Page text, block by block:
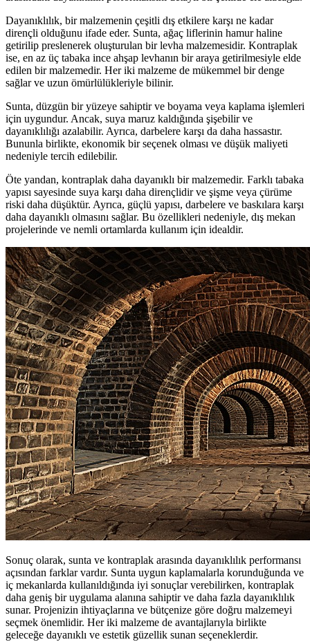
Dayanıklılık, bir malzemenin çeşitli dış etkilere karşı ne kadar
dirençli olduğunu ifade eder. Sunta, ağaç liflerinin hamur haline
getirilip preslenerek oluşturulan bir levha malzemesidir. Kontraplak
ise, en az üç tabaka ince ahşap levhanın bir araya getirilmesiyle elde
edilen bir malzemedir. Her iki malzeme de mükemmel bir denge
sağlar ve uzun ömürlülükleriyle bilinir.
Sunta, düzgün bir yüzeye sahiptir ve boyama veya kaplama işlemleri
için uygundur. Ancak, suya maruz kaldığında şişebilir ve
dayanıklılığı azalabilir. Ayrıca, darbelere karşı da daha hassastır.
Bununla birlikte, ekonomik bir seçenek olması ve düşük maliyeti
nedeniyle tercih edilebilir.
Öte yandan, kontraplak daha dayanıklı bir malzemedir. Farklı tabaka
yapısı sayesinde suya karşı daha dirençlidir ve şişme veya çürüme
riski daha düşüktür. Ayrıca, güçlü yapısı, darbelere ve baskılara karşı
daha dayanıklı olmasını sağlar. Bu özellikleri nedeniyle, dış mekan
projelerinde ve nemli ortamlarda kullanım için idealdir.
Sonuç olarak, sunta ve kontraplak arasında dayanıklılık performansı
açısından farklar vardır. Sunta uygun kaplamalarla korunduğunda ve
iç mekanlarda kullanıldığında iyi sonuçlar verebilirken, kontraplak
daha geniş bir uygulama alanına sahiptir ve daha fazla dayanıklılık
sunar. Projenizin ihtiyaçlarına ve bütçenize göre doğru malzemeyi
seçmek önemlidir. Her iki malzeme de avantajlarıyla birlikte
geleceğe dayanıklı ve estetik güzellik sunan seçeneklerdir.